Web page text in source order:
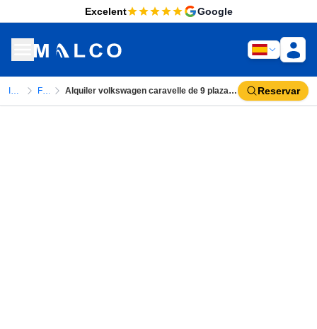
Excelent Google
Inicio Flota Alquiler volkswagen caravelle de 9 plazas automatico Reservar